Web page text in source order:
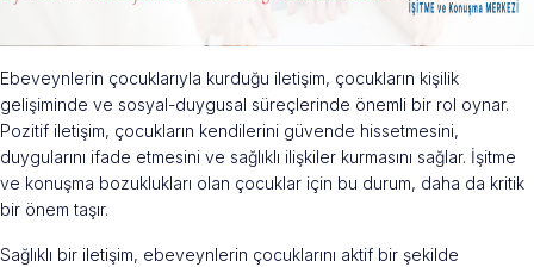
Ebeveynlerin çocuklarıyla kurduğu iletişim, çocukların kişilik
gelişiminde ve sosyal-duygusal süreçlerinde önemli bir rol oynar.
Pozitif iletişim, çocukların kendilerini güvende hissetmesini,
duygularını ifade etmesini ve sağlıklı ilişkiler kurmasını sağlar. İşitme
ve konuşma bozuklukları olan çocuklar için bu durum, daha da kritik
bir önem taşır.
Sağlıklı bir iletişim, ebeveynlerin çocuklarını aktif bir şekilde